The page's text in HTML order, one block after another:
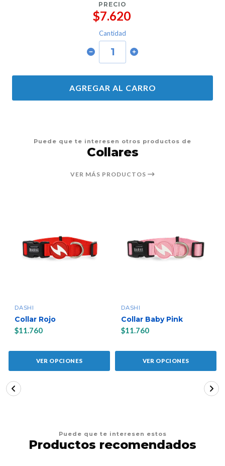
PRECIO
$7.620
Cantidad
AGREGAR AL CARRO
Puede que te interesen otros productos de
Collares
VER MÁS PRODUCTOS
DASHI
Collar Rojo
$11.760
VER OPCIONES
DASHI
Collar Baby Pink
$11.760
VER OPCIONES
Puede que te interesen estos
Productos recomendados